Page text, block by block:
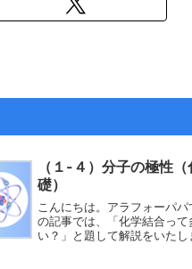
（１-４）分子の極性
礎）
こんにちは。アラフォーパパ
の記事では、「化学結合って
い？」と題して解説をいたし